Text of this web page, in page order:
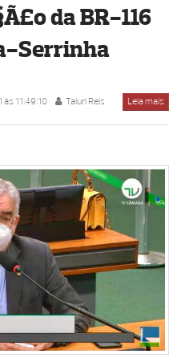
da BR-116
Serrinha
11:49:10 Taiuri Reis Leia mais